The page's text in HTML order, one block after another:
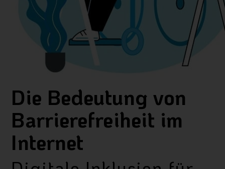
Die Bedeutung von
Barrierefreiheit im
Internet